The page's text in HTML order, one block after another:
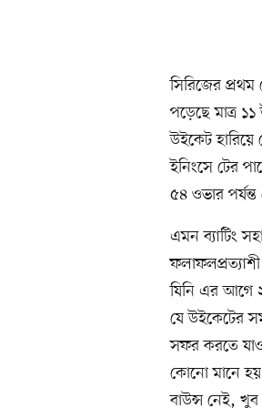
সিরিজের প্রথম
পড়েছে মাত্র
উইকেট হারিয়ে
ইনিংসে টের
৫৪ ওভার
এমন ব্যাটিং
যিনি এর আগে
যে উইকেটের
সফর করতে
কোনো মানে
বাউন্স নেই,